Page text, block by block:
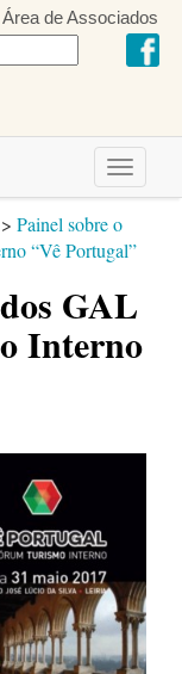
Área de Associados
Toggle
> Painel sobre o
“Vê Portugal”
GAL
Interno